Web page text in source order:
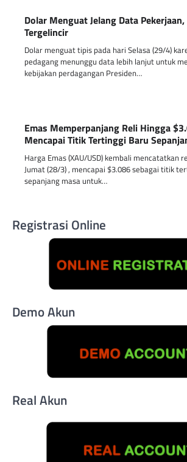
Dolar Menguat Jelang Data
Tergelincir
Dolar menguat tipis pada hari Selasa (29/4)
pedagang menunggu data lebih lanjut untuk
kebijakan perdagangan Presiden…
Emas Memperpanjang Reli Hingga
Mencapai Titik Tertinggi Baru
Harga Emas (XAU/USD) kembali mencatatkan
Jumat (28/3) , mencapai $3.086 sebagai titik
sepanjang masa untuk…
Registrasi Online
Demo Akun
Real Akun